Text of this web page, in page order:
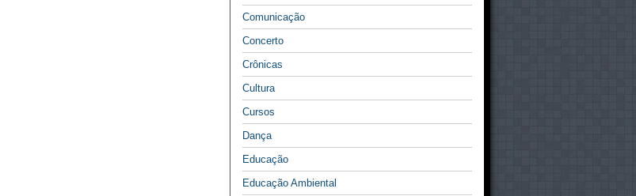
Comunicação
Concerto
Crônicas
Cultura
Cursos
Dança
Educação
Educação Ambiental